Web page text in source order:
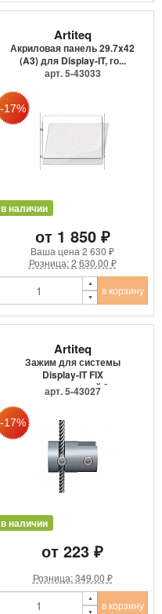
Artiteq
Акриловая панель 29.7x42
(A3) для Display-IT, го...
арт. 5-43033
в наличии
от 1 850 ₽
Ваша цена 2 630 ₽
Розница: 2 630.00 ₽
в корзину
Artiteq
Зажим для системы
Display-IT FIX
односторонний 2...
арт. 5-43027
в наличии
от 223 ₽
Розница: 349.00 ₽
в корзину